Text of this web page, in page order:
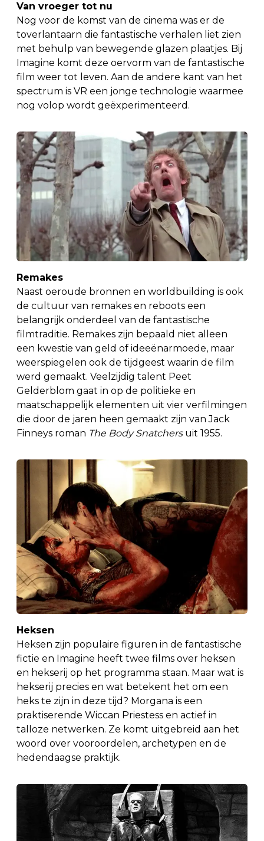
Van vroeger tot nu
Nog voor de komst van de cinema was er de
toverlantaarn die fantastische verhalen liet zien
met behulp van bewegende glazen plaatjes. Bij
Imagine komt deze oervorm van de fantastische
film weer tot leven. Aan de andere kant van het
spectrum is VR een jonge technologie waarmee
nog volop wordt geëxperimenteerd.
Remakes
Naast oeroude bronnen en worldbuilding is ook
de cultuur van remakes en reboots een
belangrijk onderdeel van de fantastische
filmtraditie. Remakes zijn bepaald niet alleen
een kwestie van geld of ideeënarmoede, maar
weerspiegelen ook de tijdgeest waarin de film
werd gemaakt. Veelzijdig talent Peet
Gelderblom gaat in op de politieke en
maatschappelijk elementen uit vier verfilmingen
die door de jaren heen gemaakt zijn van Jack
Finneys roman The Body Snatchersuit 1955.
Heksen
Heksen zijn populaire figuren in de fantastische
fictie en Imagine heeft twee films over heksen
en hekserij op het programma staan. Maar wat is
hekserij precies en wat betekent het om een
heks te zijn in deze tijd? Morgana is een
praktiserende Wiccan Priestess en actief in
talloze netwerken. Ze komt uitgebreid aan het
woord over vooroordelen, archetypen en de
hedendaagse praktijk.